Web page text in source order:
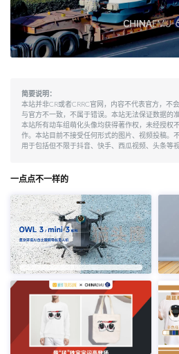
简要说明：
本站并非CR或者CRRC官网，内容不代表官方，不
与官方不一致，不属于错误。本站无法保证数据的
本站所有动车组萌化头像均获得著作权，未经授权
作。本站目前不接受任何形式的图片、视频投稿。
用于包括但不限于抖音、快手、西瓜视频、头条等
一点点不一样的